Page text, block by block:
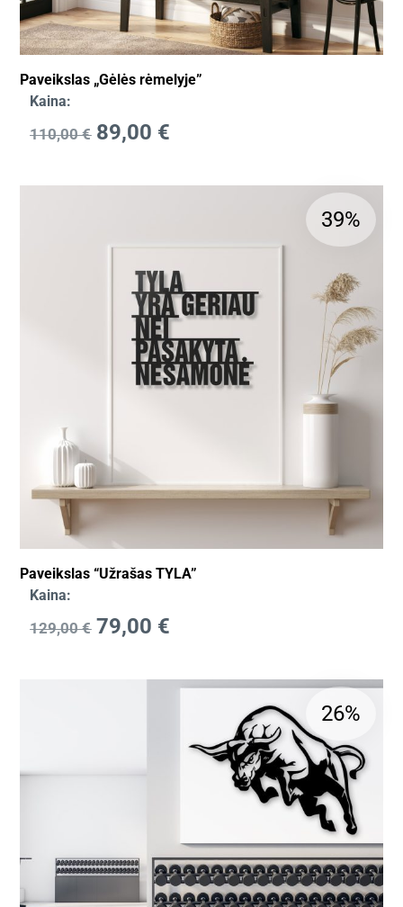
Paveikslas „Gėlės rėmelyje”
Kaina:
110,00€ 89,00 €
Paveikslas “Užrašas TYLA”
Kaina:
129,00€ 79,00 €
39%
26%